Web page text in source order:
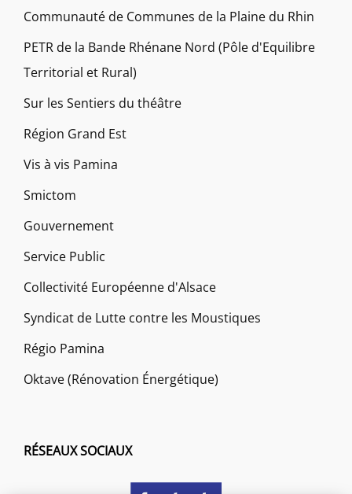
Communauté de Communes de la Plaine du Rhin
PETR de la Bande Rhénane Nord (Pôle d'Equilibre
Territorial et Rural)
Sur les Sentiers du théâtre
Région Grand Est
Vis à vis Pamina
Smictom
Gouvernement
Service Public
Collectivité Européenne d'Alsace
Syndicat de Lutte contre les Moustiques
Régio Pamina
Oktave (Rénovation Énergétique)
RÉSEAUX SOCIAUX